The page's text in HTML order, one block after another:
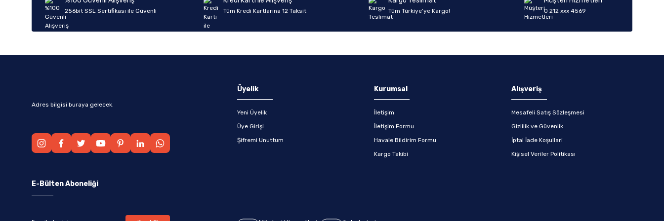
Ürün fiyatı diğer sitelerden daha pahalı.
Bu ürüne benzer farklı alternatifler olmalı.
256bit SSL Sertifikası ile Güvenli Tüm Kredi Kartlarına 12 Taksit Tüm Türkiye’ye Kargo! 0 212 xxx 4569
Adres bilgisi buraya gelecek.
Üyelik
Yeni Üyelik
Üye Girişi
Şifremi Unuttum
Kurumsal
İletişim
İletişim Formu
Havale Bildirim Formu
Kargo Takibi
Alışveriş
Mesafeli Satış Sözleşmesi
Gizlilik ve Güvenlik
İptal İade Koşullari
Kişisel Veriler Politikası
E-Bülten Aboneliği